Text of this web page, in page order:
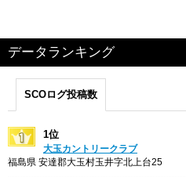
データランキング
SCOログ投稿数
1位
大玉カントリークラブ
福島県 安達郡大玉村玉井字北上台25